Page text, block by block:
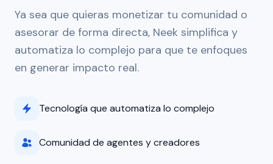
Ya sea que quieras monetizar tu comunidad o
asesorar de forma directa, Neek simplifica y
automatiza lo complejo para que te enfoques
en generar impacto real.
Tecnología que automatiza lo complejo
Comunidad de agentes y creadores